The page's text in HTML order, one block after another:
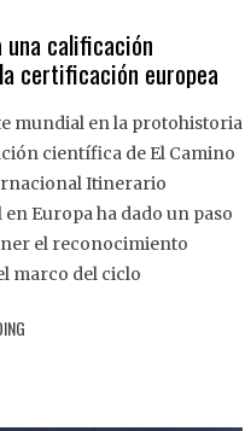
una calificación
certificación europea
mundial en la protohistoria
científica de El Camino
Itinerario
Europa ha dado un paso
el reconocimiento
marco del ciclo